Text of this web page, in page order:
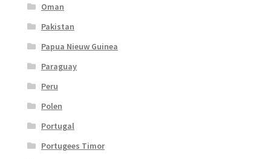
Oman
Pakistan
Papua Nieuw Guinea
Paraguay
Peru
Polen
Portugal
Portugees Timor